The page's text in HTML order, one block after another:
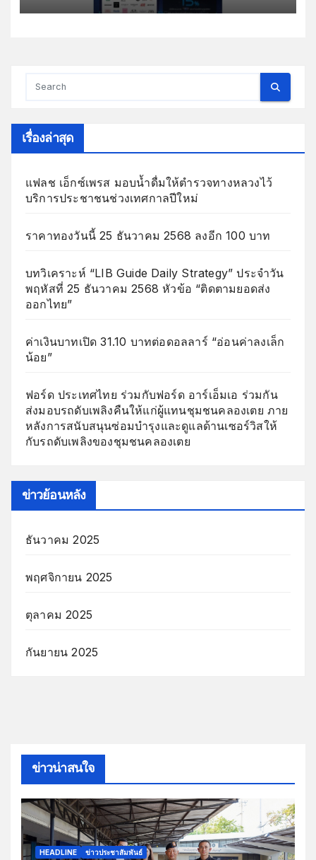
พิเศษถึง 3 ต่อสุดคุ้มวันนี้-4 ม.ค.69
เรื่องล่าสุด
แฟลช เอ็กซ์เพรส มอบน้ำดื่มให้ตำรวจทางหลวงไว้
บริการประชาชนช่วงเทศกาลปีใหม่
ราคาทองวันนี้ 25 ธันวาคม 2568 ลงอีก 100 บาท
บทวิเคราะห์ “LIB Guide Daily Strategy” ประจำวัน
พฤหัสที่ 25 ธันวาคม 2568 หัวข้อ “ติดตามยอดส่ง
ออกไทย”
ค่าเงินบาทเปิด 31.10 บาทต่อดอลลาร์ “อ่อนค่าลงเล็ก
น้อย”
ฟอร์ด ประเทศไทย ร่วมกับฟอร์ด อาร์เอ็มเอ ร่วมกัน
ส่งมอบรถดับเพลิงคืนให้แก่ผู้แทนชุมชนคลองเตย ภาย
หลังการสนับสนุนซ่อมบำรุงและดูแลด้านเซอร์วิสให้
กับรถดับเพลิงของชุมชนคลองเตย
ข่าวย้อนหลัง
ธันวาคม 2025
พฤศจิกายน 2025
ตุลาคม 2025
กันยายน 2025
ข่าวน่าสนใจ
HEADLINE ข่าวประชาสัมพันธ์